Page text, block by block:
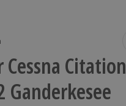
Citation